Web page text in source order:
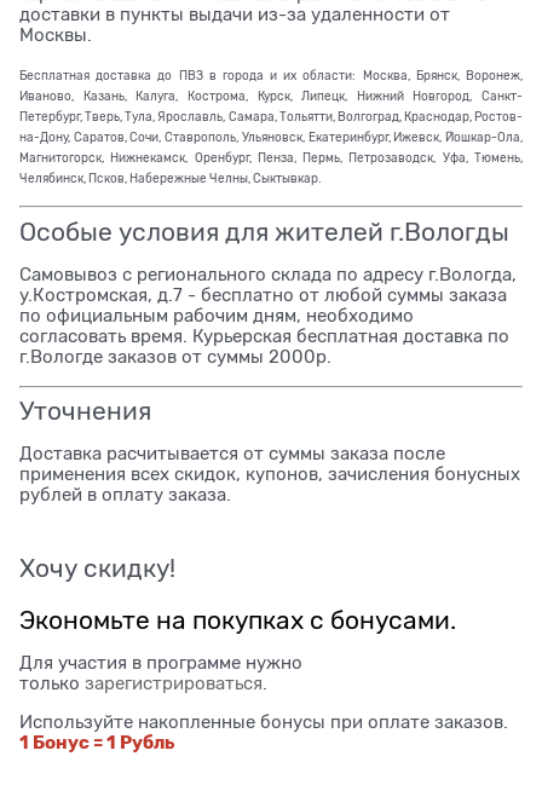
доставки в пункты выдачи из-за удаленности от
Москвы.
Бесплатная доставка до ПВЗ в города и их области: Москва, Брянск, Воронеж,
Иваново, Казань, Калуга, Кострома, Курск, Липецк, Нижний Новгород, Санкт-
Петербург, Тверь, Тула, Ярославль, Самара, Тольятти, Волгоград, Краснодар, Ростов-
на-Дону, Саратов, Сочи, Ставрополь, Ульяновск, Екатеринбург, Ижевск, Йошкар-Ола,
Магнитогорск, Нижнекамск, Оренбург, Пенза, Пермь, Петрозаводск, Уфа, Тюмень,
Челябинск, Псков, Набережные Челны, Сыктывкар.
Особые условия для жителей г.Вологды
Самовывоз с регионального склада по адресу г.Вологда,
у.Костромская, д.7 - бесплатно от любой суммы заказа
по официальным рабочим дням, необходимо
согласовать время. Курьерская бесплатная доставка по
г.Вологде заказов от суммы 2000р.
Уточнения
Доставка расчитывается от суммы заказа после
применения всех скидок, купонов, зачисления бонусных
рублей в оплату заказа.
Хочу скидку!
Экономьте на покупках с бонусами.
Для участия в программе нужно
только зарегистрироваться
Используйте накопленные бонусы при оплате заказов.
1 Бонус = 1 Рубль